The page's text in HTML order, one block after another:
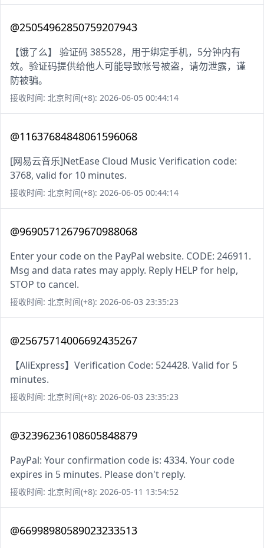
@25054962850759207943
【饿了么】 验证码 385528，用于绑定手机，5分钟内有
效。验证码提供给他人可能导致帐号被盗，请勿泄露，谨
防被骗。
接收时间: 北京时间(+8): 2026-06-05 00:44:14
@11637684848061596068
[网易云音乐]NetEase Cloud Music Verification code:
3768, valid for 10 minutes.
接收时间: 北京时间(+8): 2026-06-05 00:44:14
@96905712679670988068
Enter your code on the PayPal website. CODE: 246911.
Msg and data rates may apply. Reply HELP for help,
STOP to cancel.
接收时间: 北京时间(+8): 2026-06-03 23:35:23
@25675714006692435267
【AliExpress】Verification Code: 524428. Valid for 5
minutes.
接收时间: 北京时间(+8): 2026-06-03 23:35:23
@32396236108605848879
PayPal: Your confirmation code is: 4334. Your code
expires in 5 minutes. Please don't reply.
接收时间: 北京时间(+8): 2026-05-11 13:54:52
@66998980589023233513